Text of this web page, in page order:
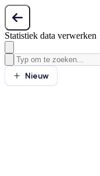
Statistiek data verwerken
Nieuw